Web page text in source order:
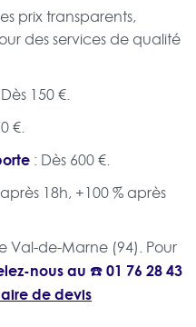
prix transparents,
des services de qualité
150 €.
€.
: Dès 600 €.
18h, +100 % après
Val-de-Marne (94). Pour
nous au ☎️01 76 28 43
de devis